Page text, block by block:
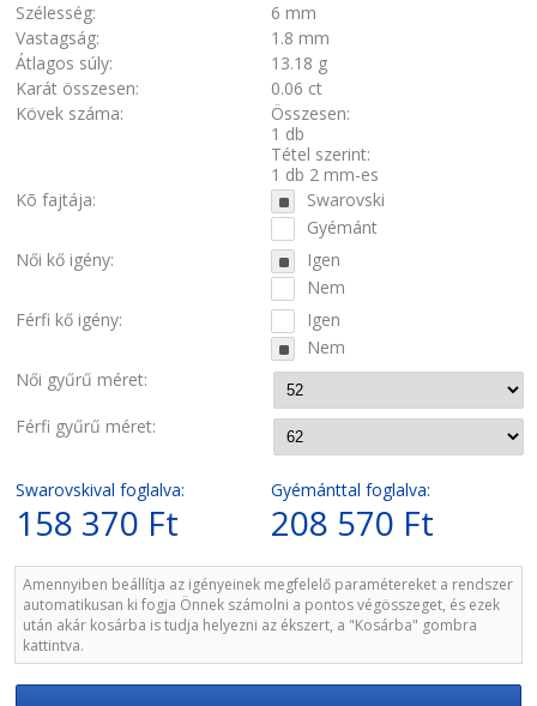
Szélesség:
6 mm
Vastagság:
1.8 mm
Átlagos súly:
13.18 g
Karát összesen:
0.06 ct
Kövek száma:
Összesen:
1 db
Tétel szerint:
1 db 2 mm-es
Kõ fajtája:
Swarovski
Gyémánt
Női kő igény:
Igen
Nem
Férfi kő igény:
Igen
Nem
Női gyűrű méret:
Férfi gyűrű méret:
Swarovskival foglalva:
158 370 Ft
Gyémánttal foglalva:
208 570 Ft
Amennyiben beállítja az igényeinek megfelelő paramétereket a rendszer
automatikusan ki fogja Önnek számolni a pontos végösszeget, és ezek
után akár kosárba is tudja helyezni az ékszert, a "Kosárba" gombra
kattintva.